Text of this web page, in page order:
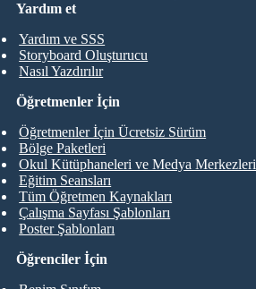
Yardım et
Yardım ve SSS
Storyboard Oluşturucu
Nasıl Yazdırılır
Öğrenciler İçin
Öğretmenler İçin
Öğretmenler İçin Ücretsiz Sürüm
Bölge Paketleri
Okul Kütüphaneleri ve Medya Merkezleri
Eğitim Seansları
Tüm Öğretmen Kaynakları
Çalışma Sayfası Şablonları
Poster Şablonları